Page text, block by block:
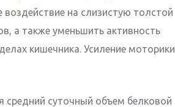
воздействие на слизистую толстой
а также уменьшить активность
кишечника. Усиление моторики
средний суточный объем белковой